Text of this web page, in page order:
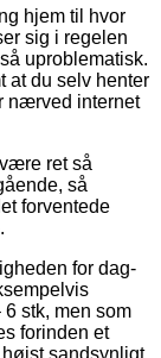
hjem til hvor
sig i regelen
uproblematisk.
at du selv henter
nærved internet
ret så
så
forventede
for dag-
stk, men som
forinden et